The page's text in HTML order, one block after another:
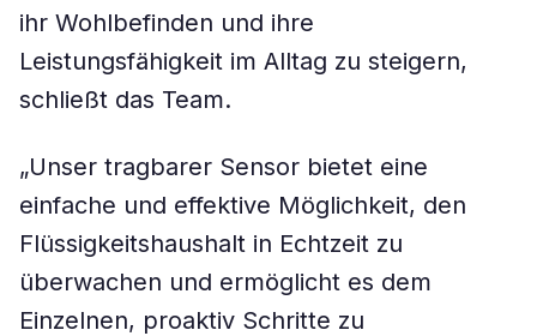
ihr Wohlbefinden und ihre
Leistungsfähigkeit im Alltag zu steigern,
schließt das Team.
„Unser tragbarer Sensor bietet eine
einfache und effektive Möglichkeit, den
Flüssigkeitshaushalt in Echtzeit zu
überwachen und ermöglicht es dem
Einzelnen, proaktiv Schritte zu